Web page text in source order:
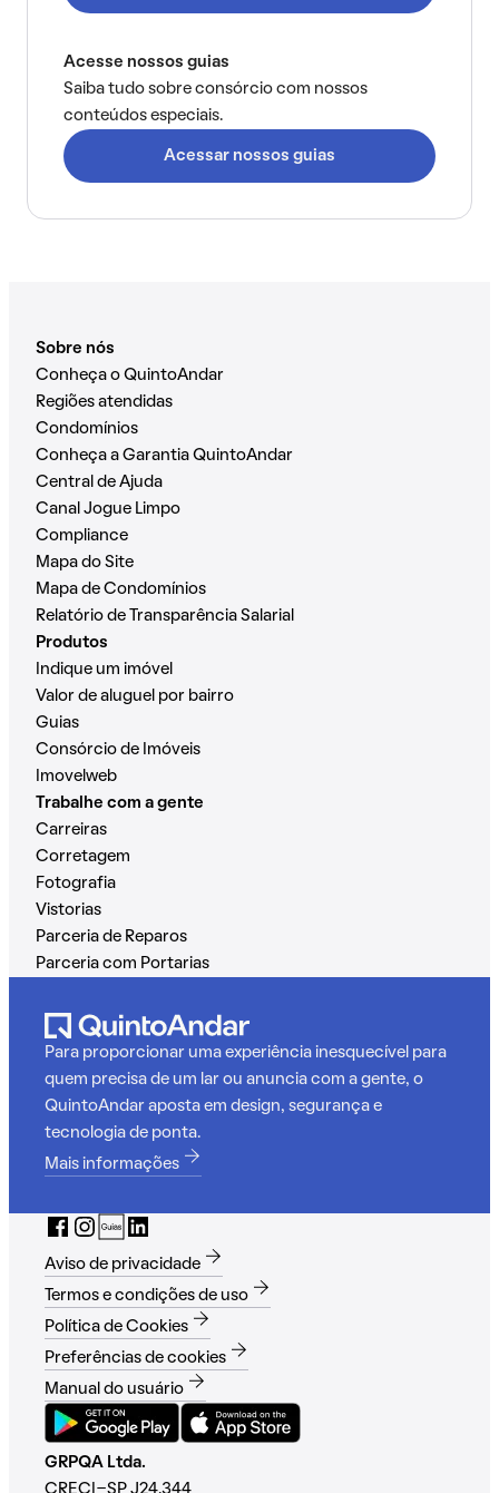
Acesse nossos guias
Saiba tudo sobre consórcio com nossos
conteúdos especiais.
Acessar nossos guias
Sobre nós
Conheça o QuintoAndar
Regiões atendidas
Condomínios
Conheça a Garantia QuintoAndar
Central de Ajuda
Canal Jogue Limpo
Compliance
Mapa do Site
Mapa de Condomínios
Relatório de Transparência Salarial
Produtos
Indique um imóvel
Valor de aluguel por bairro
Guias
Consórcio de Imóveis
Imovelweb
Trabalhe com a gente
Carreiras
Corretagem
Fotografia
Vistorias
Parceria de Reparos
Parceria com Portarias
Para proporcionar uma experiência inesquecível para
quem precisa de um lar ou anuncia com a gente, o
QuintoAndar aposta em design, segurança e
tecnologia de ponta.
Mais informações
Aviso de privacidade
Termos e condições de uso
Política de Cookies
Preferências de cookies
Manual do usuário
GRPQA Ltda.